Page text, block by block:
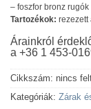
– foszfor bronz rugók
Tartozékok: rezezett
Árainkról
a +36 1 453-
Cikkszám: nincs
Kategóriák: Zárak